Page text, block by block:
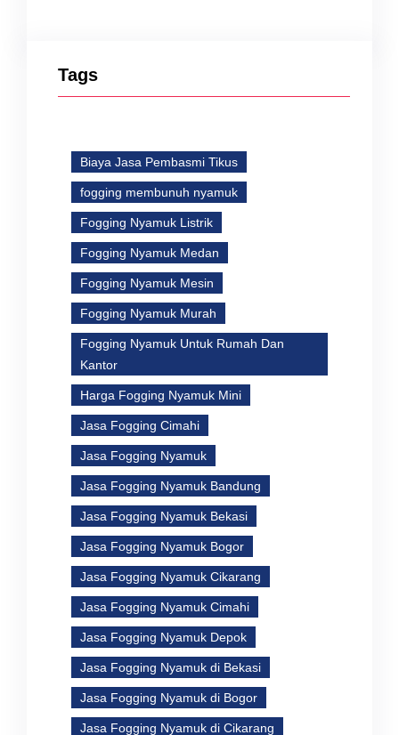
Tags
Biaya Jasa Pembasmi Tikus
fogging membunuh nyamuk
Fogging Nyamuk Listrik
Fogging Nyamuk Medan
Fogging Nyamuk Mesin
Fogging Nyamuk Murah
Fogging Nyamuk Untuk Rumah Dan
Kantor
Harga Fogging Nyamuk Mini
Jasa Fogging Cimahi
Jasa Fogging Nyamuk
Jasa Fogging Nyamuk Bandung
Jasa Fogging Nyamuk Bekasi
Jasa Fogging Nyamuk Bogor
Jasa Fogging Nyamuk Cikarang
Jasa Fogging Nyamuk Cimahi
Jasa Fogging Nyamuk Depok
Jasa Fogging Nyamuk di Bekasi
Jasa Fogging Nyamuk di Bogor
Jasa Fogging Nyamuk di Cikarang